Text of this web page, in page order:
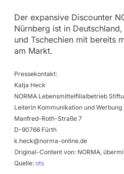
Der expansive Discounter
Nürnberg ist in
und Tschechien mit bereits
am Markt.
Pressekontakt:
Katja Heck
NORMA Lebensmittelfilialbetrieb
Leiterin Kommunikation und Werbung
Manfred-Roth-Straße 7
D-90766 Fürth
k.heck@norma-online.de
Original-Content von: NORMA,
Quelle: ots